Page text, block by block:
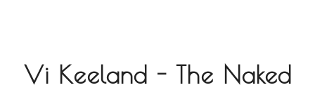
Vi Keeland - The Naked